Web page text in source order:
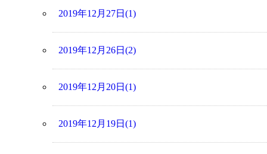
2019年12月27日(1)
2019年12月26日(2)
2019年12月20日(1)
2019年12月19日(1)